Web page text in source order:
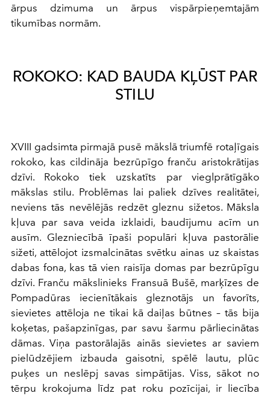
ārpus dzimuma un ārpus vispārpieņemtajām
tikumības normām.
ROKOKO: KAD BAUDA KĻŪST PAR
STILU
XVIII gadsimta pirmajā pusē mākslā triumfē rotaļīgais
rokoko, kas cildināja bezrūpīgo franču aristokrātijas
dzīvi. Rokoko tiek uzskatīts par vieglprātīgāko
mākslas stilu. Problēmas lai paliek dzīves realitātei,
neviens tās nevēlējās redzēt gleznu sižetos. Māksla
kļuva par sava veida izklaidi, baudījumu acīm un
ausīm. Glezniecībā īpaši populāri kļuva pastorālie
sižeti, attēlojot izsmalcinātas svētku ainas uz skaistas
dabas fona, kas tā vien raisīja domas par bezrūpīgu
dzīvi. Franču mākslinieks Fransuā Bušē, marķīzes de
Pompadūras iecienītākais gleznotājs un favorīts,
sievietes attēloja ne tikai kā daiļas būtnes – tās bija
koķetas, pašapzinīgas, par savu šarmu pārliecinātas
dāmas. Viņa pastorālajās ainās sievietes ar saviem
pielūdzējiem izbauda gaisotni, spēlē lautu, plūc
puķes un neslēpj savas simpātijas. Viss, sākot no
tērpu krokojuma līdz pat roku pozīcijai, ir liecība